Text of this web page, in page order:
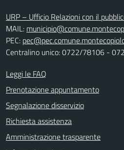
URP – Ufficio Relazioni con il
MAIL:
PEC:
Centralino unico: 0722/78106 -
Leggi le FAQ
Prenotazione appuntamento
Segnalazione disservizio
Richiesta assistenza
Amministrazione trasparente